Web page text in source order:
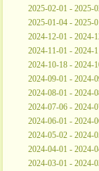
2025-02-01 - 2025-
2025-01-04 - 2025-
2024-12-01 - 2024-
2024-11-01 - 2024-
2024-10-18 - 2024-
2024-09-01 - 2024-
2024-08-01 - 2024-
2024-07-06 - 2024-
2024-06-01 - 2024-
2024-05-02 - 2024-
2024-04-01 - 2024-
2024-03-01 - 2024-